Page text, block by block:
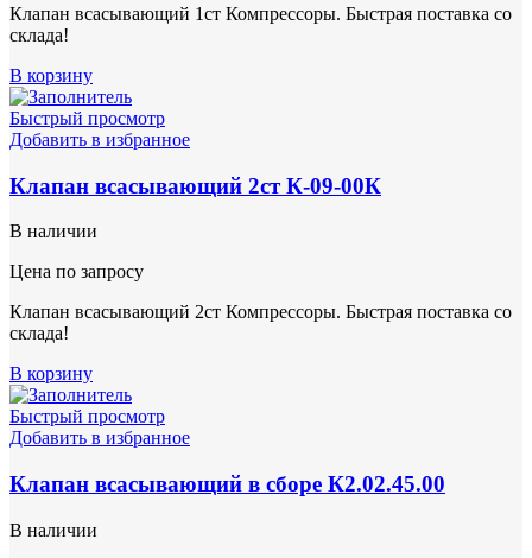
Клапан всасывающий 1ст Компрессоры. Быстрая поставка со
склада!
В корзину
Быстрый просмотр
Добавить в избранное
Клапан всасывающий 2ст К-09-00К
В наличии
Цена по запросу
Клапан всасывающий 2ст Компрессоры. Быстрая поставка со
склада!
В корзину
Быстрый просмотр
Добавить в избранное
Клапан всасывающий в сборе К2.02.45.00
В наличии